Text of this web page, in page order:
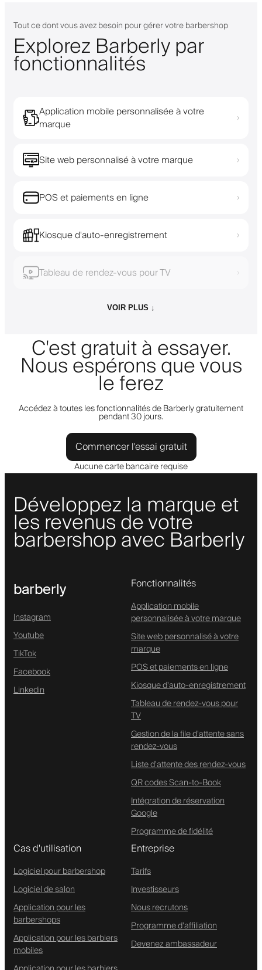
Tout ce dont vous avez besoin pour gérer votre barbershop
Explorez Barberly par
fonctionnalités
Application mobile personnalisée à votre
marque
›
Site web personnalisé à votre marque ›
POS et paiements en ligne ›
Kiosque d'auto-enregistrement ›
Tableau de rendez-vous pour TV ›
VOIR PLUS ↓
C'est gratuit à essayer.
Nous espérons que vous
le ferez
Accédez à toutes les fonctionnalités de Barberly gratuitement
pendant 30 jours.
Commencer l'essai gratuit
Aucune carte bancaire requise
Développez la marque et
les revenus de votre
barbershop avec Barberly
barberly
Instagram
Youtube
TikTok
Facebook
Linkedin
Fonctionnalités
Application mobile
personnalisée à votre marque
Site web personnalisé à votre
marque
POS et paiements en ligne
Kiosque d'auto-enregistrement
Tableau de rendez-vous pour
TV
Gestion de la file d'attente sans
rendez-vous
Liste d'attente des rendez-vous
QR codes Scan-to-Book
Intégration de réservation
Google
Programme de fidélité
Cas d'utilisation
Logiciel pour barbershop
Logiciel de salon
Application pour les
barbershops
Application pour les barbiers
mobiles
Entreprise
Tarifs
Investisseurs
Nous recrutons
Programme d'affiliation
Devenez ambassadeur